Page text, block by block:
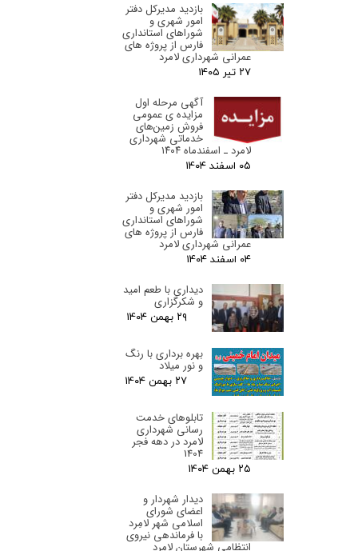
بازدید مدیرکل دفتر
امور شهری و
شوراهای استانداری
فارس از پروژه های
عمرانی شهرداری لامرد
۲۷ تیر ۰۵
آگهی مرحله اول
مزایده ی عمومی
فروش زمین‌های
خدماتی شهرداری
لامرد ـ اسفندماه ۱۴۰۴
۰۵ اسفند ۰۴
بازدید مدیرکل دفتر
امور شهری و
شوراهای استانداری
فارس از پروژه های
عمرانی شهرداری لامرد
۰۴ اسفند ۰۴
دیداری با طعم امید
و شکرگزاری
۲۹ بهمن ۰۴
بهره برداری با رنگ
و نور میلاد
۲۷ بهمن ۰۴
تابلوهای خدمت
رسانی شهرداری
لامرد در دهه فجر
1404
۲۵ بهمن ۰۴
دیدار شهردار و
اعضای شورای
اسلامی شهر لامِرد
با فرماندهی نیروی
انتظامی شهرستان لامِرد